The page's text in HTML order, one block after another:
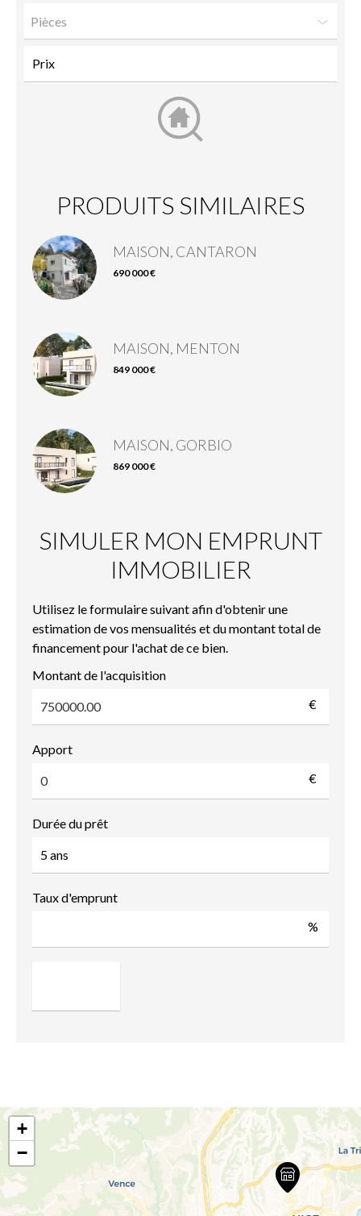
Pièces
PRODUITS SIMILAIRES
MAISON, CANTARON
690 000 €
MAISON, MENTON
849 000 €
MAISON, GORBIO
869 000 €
SIMULER MON EMPRUNT
IMMOBILIER
Utilisez le formulaire suivant afin d'obtenir une
estimation de vos mensualités et du montant total de
financement pour l'achat de ce bien.
Montant de l'acquisition
€
Apport
€
Durée du prêt
Taux d'emprunt
%
+
−